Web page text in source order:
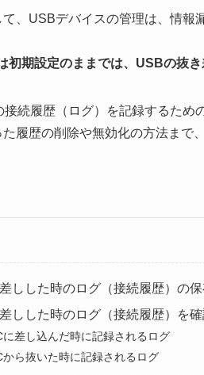
、USBデバイスの管理は、情
初期設定のままでは、USBの抜き
接続履歴（ログ）を記録するた
履歴の削除や無効化の方法まで
しした時のログ（接続履歴）の
しした時のログ（接続履歴）を
に差し込んだ時に記録されるログ
から抜いた時に記録されるログ